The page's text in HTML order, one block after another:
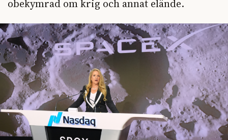
obekymrad om krig och annat elände.